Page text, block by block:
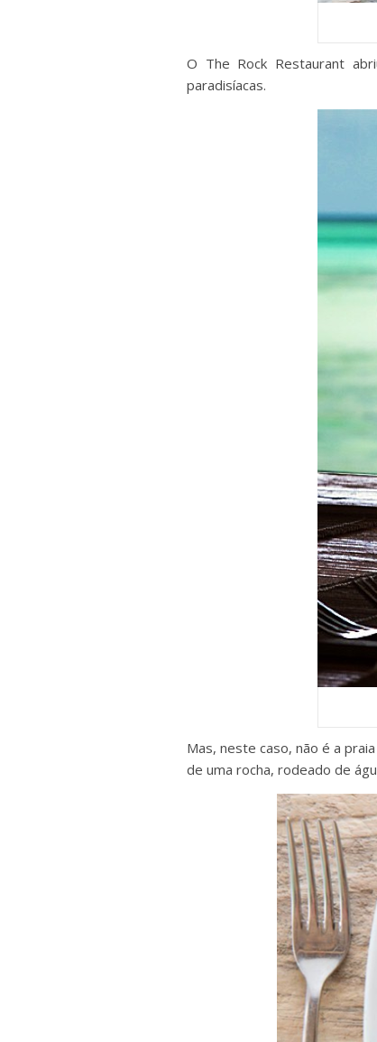
O The Rock Restaurant
paradisíacas.
Mas, neste caso, não é a
de uma rocha, rodeado de